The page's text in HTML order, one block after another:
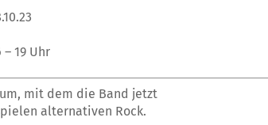
19 Uhr
mit dem die Band jetzt
alternativen Rock.